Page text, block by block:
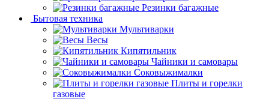
Резинки багажные
Бытовая техника
Мультиварки
Весы
Кипятильник
Чайники и самовары
Соковыжималки
Плиты и горелки
газовые